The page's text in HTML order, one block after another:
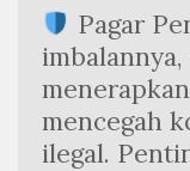
Pagar
mencegah
ilegal.